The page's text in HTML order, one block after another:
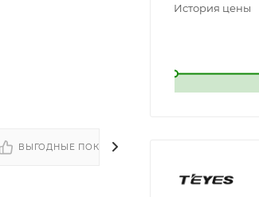
ВЫГОДНЫЕ ПОКУПКИ
История цены